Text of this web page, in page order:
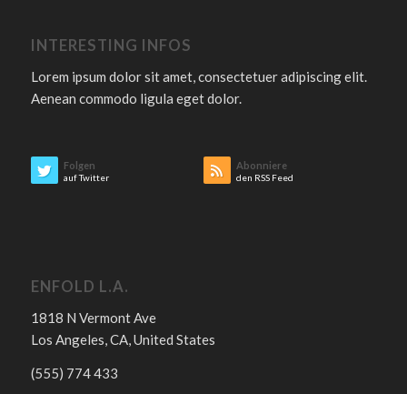
INTERESTING INFOS
Lorem ipsum dolor sit amet, consectetuer adipiscing elit.
Aenean commodo ligula eget dolor.
Folgen
auf Twitter
Abonniere
den RSS Feed
ENFOLD L.A.
1818 N Vermont Ave
Los Angeles, CA, United States
(555) 774 433